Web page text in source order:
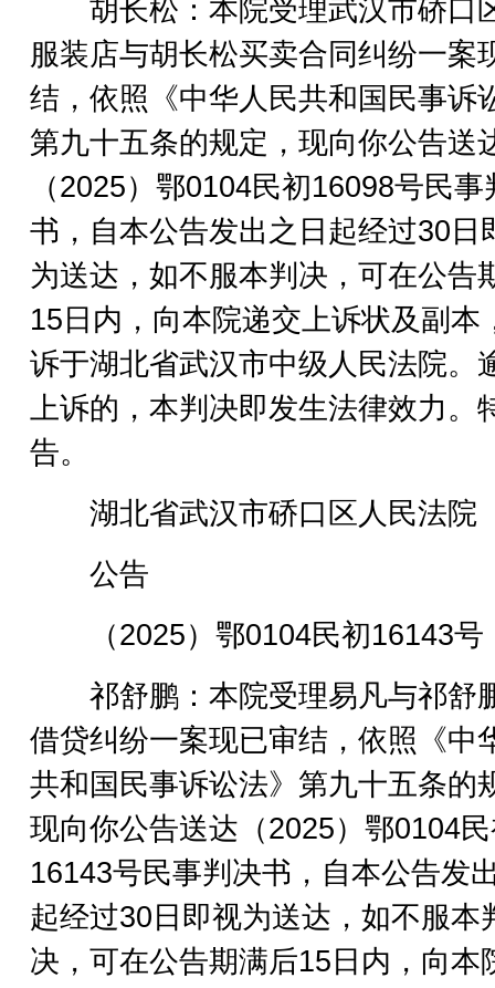
胡长松：本院受理武汉市硚口
服装店与胡长松买卖合同纠纷一案
结，依照《中华人民共和国民事诉
第九十五条的规定，现向你公告送
（2025）鄂0104民初16098号民事
书，自本公告发出之日起经过30日
为送达，如不服本判决，可在公告
15日内，向本院递交上诉状及副本
诉于湖北省武汉市中级人民法院。
上诉的，本判决即发生法律效力。
告。
湖北省武汉市硚口区人民法院
公告
（2025）鄂0104民初16143号
祁舒鹏：本院受理易凡与祁舒
借贷纠纷一案现已审结，依照《中
共和国民事诉讼法》第九十五条的
现向你公告送达（2025）鄂0104
16143号民事判决书，自本公告发
起经过30日即视为送达，如不服本
决，可在公告期满后15日内，向本